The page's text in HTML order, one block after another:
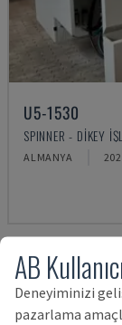
U5-1530
SPINNER - DIKEY
ALMANYA
AB
Deneyiminizi
pazarlama